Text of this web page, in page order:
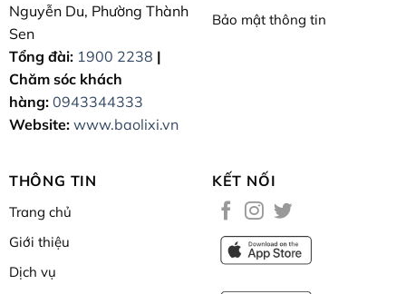
Nguyễn Du, Phường Thành
Sen
Tổng đài: 1900 2238 |
Chăm sóc khách
hàng: 0943344333
Website: www.baolixi.vn
Bảo mật thông tin
THÔNG TIN
Trang chủ
Giới thiệu
Dịch vụ
KẾT NỐI